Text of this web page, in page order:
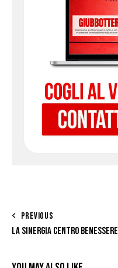
PREVIOUS
LA SINERGIA CENTRO BENESSERE